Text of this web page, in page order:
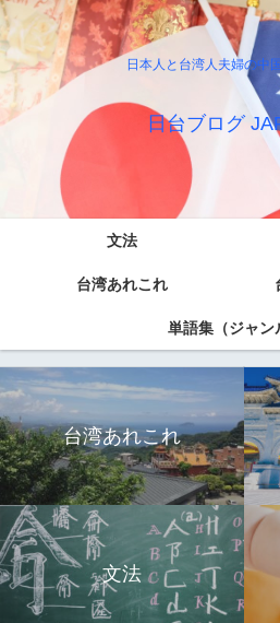
日本人と台湾人夫婦の中
日台ブログ
文法
台湾あれこれ
単語集（ジャン
台湾あれこれ
文法